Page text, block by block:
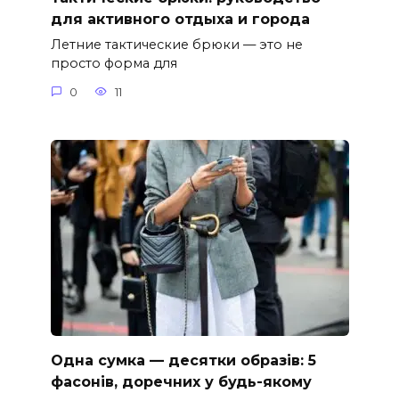
для активного отдыха и города
Летние тактические брюки — это не
просто форма для
0 11
Одна сумка — десятки образів: 5
фасонів, доречних у будь-якому